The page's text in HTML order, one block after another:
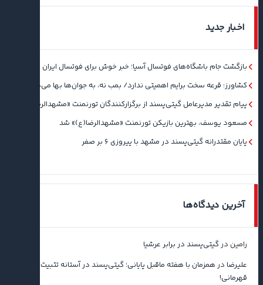
اخبار جدید
بازگشت جام باشگاه‌های فوتسال آسیا؛ خبر خوش برای فوتسال ایران
کشاورز: قرعه سخت برایم اهمیتی ندارد/ بمب نه، به جوان‌ها بها می‌دهم
پیام تقدیر مدیرعامل گیتی‌پسند از برگزارکنندگان تورنمنت «مشهدالرضا(ع)»
مسعود یوسف، بهترین بازیکن تورنمنت «مشهدالرضا(ع)» شد
پایان مقتدرانه گیتی‌پسند در مشهد با پیروزی ۶ بر صفر
آخرین دیدگاه‌ها
رامین درگیتی‌پسند در برابر عرشیا
علیرضا در همزمان با هفته ماقبل پایانی؛ گیتی‌پسند در آستانه تثبیت
قهرمانی!